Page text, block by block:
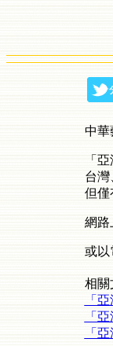
中華
「
台灣
但僅
網路
或以
相關
「
「
「